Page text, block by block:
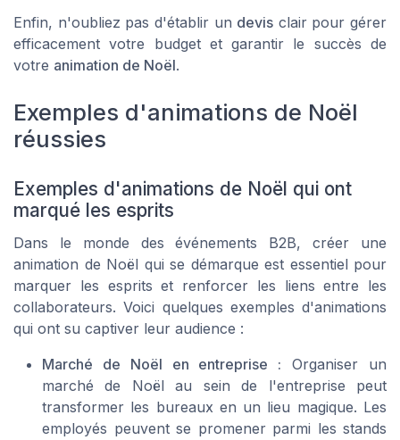
Enfin, n'oubliez pas d'établir un devis clair pour gérer
efficacement votre budget et garantir le succès de
votre animation de Noël.
Exemples d'animations de Noël
réussies
Exemples d'animations de Noël qui ont
marqué les esprits
Dans le monde des événements B2B, créer une
animation de Noël qui se démarque est essentiel pour
marquer les esprits et renforcer les liens entre les
collaborateurs. Voici quelques exemples d'animations
qui ont su captiver leur audience :
Marché de Noël en entreprise : Organiser un
marché de Noël au sein de l'entreprise peut
transformer les bureaux en un lieu magique. Les
employés peuvent se promener parmi les stands